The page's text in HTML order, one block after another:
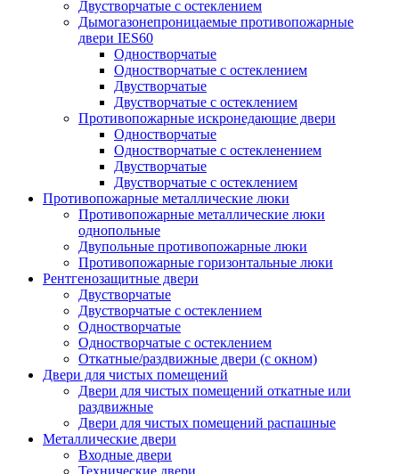
Двустворчатые с остеклением
Дымогазонепроницаемые противопожарные
двери IES60
Одностворчатые
Одностворчатые с остеклением
Двустворчатые
Двустворчатые с остеклением
Противопожарные искронедающие двери
Одностворчатые
Одностворчатые с остекленением
Двустворчатые
Двустворчатые с остеклением
Противопожарные металлические люки
Противопожарные металлические люки
однопольные
Двупольные противопожарные люки
Противопожарные горизонтальные люки
Рентгенозащитные двери
Двустворчатые
Двустворчатые с остеклением
Одностворчатые
Одностворчатые с остеклением
Откатные/раздвижные двери (с окном)
Двери для чистых помещений
Двери для чистых помещений откатные или
раздвижные
Двери для чистых помещений распашные
Металлические двери
Входные двери
Технические двери